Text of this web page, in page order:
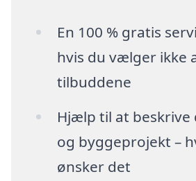
En 100 % gratis
hvis du vælger ikke
tilbuddene
Hjælp til at beskrive
og byggeprojekt –
ønsker det